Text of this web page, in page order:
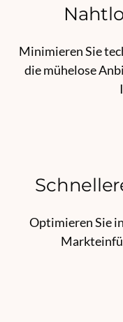
Minimieren Sie
die mühelose
Optimieren Sie